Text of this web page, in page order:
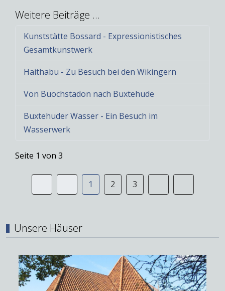
Weitere Beiträge …
Kunststätte Bossard - Expressionistisches
Gesamtkunstwerk
Haithabu - Zu Besuch bei den Wikingern
Von Buochstadon nach Buxtehude
Buxtehuder Wasser - Ein Besuch im
Wasserwerk
Seite 1 von 3
1 2 3
Unsere Häuser